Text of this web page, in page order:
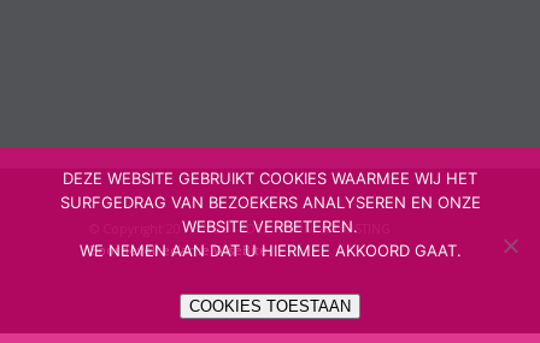
© Copyright 2017/2025 – IDEE, VORM & HOSTING
BoordevolreclameWiseBite
DEZE WEBSITE GEBRUIKT COOKIES WAARMEE WIJ HET
SURFGEDRAG VAN BEZOEKERS ANALYSEREN EN ONZE
WEBSITE VERBETEREN.
WE NEMEN AAN DAT U HIERMEE AKKOORD GAAT.
COOKIES TOESTAAN